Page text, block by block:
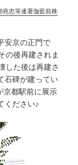
忠等連署伽藍前株
安京の正門で
の後再建されま
した後は再建さ
石碑が建ってい
京都駅前に展示
ください♪